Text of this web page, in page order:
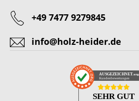
+49 7477 9279845
info@holz-heider.de
AUSGEZEICHNET.org
Kundenbewertungen
SEHR GUT